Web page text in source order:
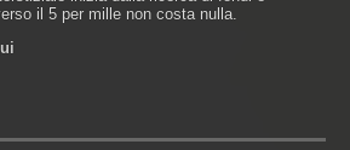
il 5 per mille non costa nulla.